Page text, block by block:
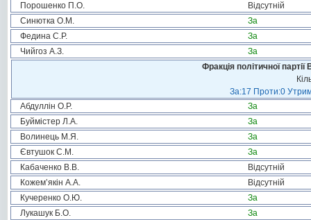
Порошенко П.О.
Відсутній
Синютка О.М.
За
Федина С.Р.
За
Чийгоз А.З.
За
Фракція політичної
За:17 Проти:0
Абдуллін О.Р.
За
Буймістер Л.А.
За
Волинець М.Я.
За
Євтушок С.М.
За
Кабаченко В.В.
Відсутній
Кожем’якін А.А.
Відсутній
Кучеренко О.Ю.
За
Лукашук Б.О.
За